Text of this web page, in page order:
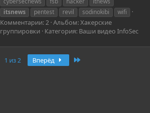
itsnews
pentest revil sodinokibi wifi
Комментарии: 2 Альбом: Хакерские
группировки
Категория: Ваши видео InfoSec
1 из 2 Вперёд